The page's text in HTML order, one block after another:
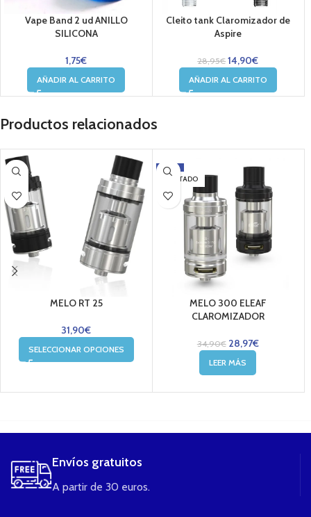
Vape Band 2 ud ANILLO
SILICONA
1,75€
AÑADIR AL CARRITO
Cleito tank Claromizador de
Aspire
28,95€ 14,90€
AÑADIR AL CARRITO
Productos relacionados
MELO RT 25
31,90€
SELECCIONAR OPCIONES
-17%
AGOTADO
MELO 300 ELEAF
CLAROMIZADOR
34,90€ 28,97€
LEER MÁS
Envíos gratuitos
A partir de 30 euros.